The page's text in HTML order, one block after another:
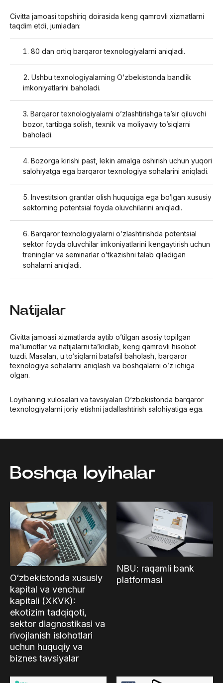
Civitta jamoasi topshiriq doirasida keng qamrovli xizmatlarni
taqdim etdi, jumladan:
80 dan ortiq barqaror texnologiyalarni aniqladi.
Ushbu texnologiyalarning O‘zbekistonda bandlik
imkoniyatlarini baholadi.
Barqaror texnologiyalarni o’zlashtirishga ta’sir qiluvchi
bozor, tartibga solish, texnik va moliyaviy to’siqlarni
baholadi.
Bozorga kirishi past, lekin amalga oshirish uchun yuqori
salohiyatga ega barqaror texnologiya sohalarini aniqladi.
Investitsion grantlar olish huquqiga ega bo‘lgan xususiy
sektorning potentsial foyda oluvchilarini aniqladi.
Barqaror texnologiyalarni o’zlashtirishda potentsial
sektor foyda oluvchilar imkoniyatlarini kengaytirish uchun
treninglar va seminarlar o’tkazishni talab qiladigan
sohalarni aniqladi.
Natijalar
Civitta jamoasi xizmatlarda aytib o’tilgan asosiy topilgan
ma’lumotlar va natijalarni ta’kidlab, keng qamrovli hisobot
tuzdi. Masalan, u to’siqlarni batafsil baholash, barqaror
texnologiya sohalarini aniqlash va boshqalarni o’z ichiga
olgan.
Loyihaning xulosalari va tavsiyalari O‘zbekistonda barqaror
texnologiyalarni joriy etishni jadallashtirish salohiyatiga ega.
Boshqa loyihalar
O‘zbekistonda xususiy
kapital va venchur
kapitali (XKVK):
ekotizim tadqiqoti,
sektor diagnostikasi va
rivojlanish islohotlari
uchun huquqiy va
biznes tavsiyalar
NBU: raqamli bank
platformasi